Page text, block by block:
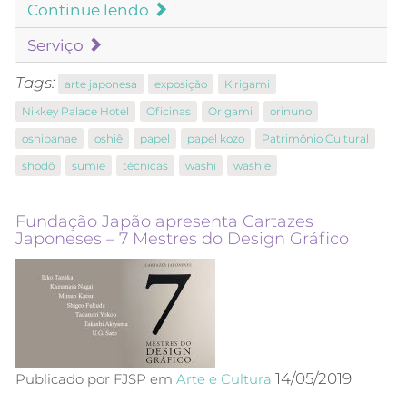
Continue lendo
Serviço
Tags: arte japonesa exposição
Kirigami
Nikkey Palace Hotel
Oficinas Origami
orinuno
oshibanae
oshiê papel papel kozo
Patrimônio Cultural
shodô
sumie técnicas washi washie
Fundação Japão apresenta Cartazes
Japoneses – 7 Mestres do Design Gráfico
Publicado por FJSP em Arte e Cultura 14/05/2019